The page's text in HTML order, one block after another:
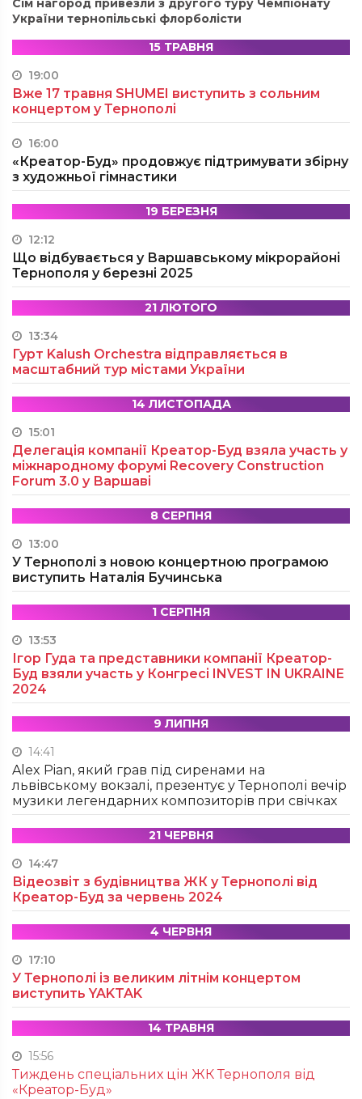
Сім нагород привезли з другого туру Чемпіонату
України тернопільські флорболісти
15 ТРАВНЯ
19:00
Вже 17 травня SHUMEI виступить з сольним
концертом у Тернополі
16:00
«Креатор-Буд» продовжує підтримувати збірну
з художньої гімнастики
19 БЕРЕЗНЯ
12:12
Що відбувається у Варшавському мікрорайоні
Тернополя у березні 2025
21 ЛЮТОГО
13:34
Гурт Kalush Orchestra відправляється в
масштабний тур містами України
14 ЛИСТОПАДА
15:01
Делегація компанії Креатор-Буд взяла участь у
міжнародному форумі Recovery Construction
Forum 3.0 у Варшаві
8 СЕРПНЯ
13:00
У Тернополі з новою концертною програмою
виступить Наталія Бучинська
1 СЕРПНЯ
13:53
Ігор Гуда та представники компанії Креатор-
Буд взяли участь у Конгресі INVEST IN UKRAINE
2024
9 ЛИПНЯ
14:41
Alex Pian, який грав під сиренами на
львівському вокзалі, презентує у Тернополі вечір
музики легендарних композиторів при свічках
21 ЧЕРВНЯ
14:47
Відеозвіт з будівництва ЖК у Тернополі від
Креатор-Буд за червень 2024
4 ЧЕРВНЯ
17:10
У Тернополі із великим літнім концертом
виступить YAKTAK
14 ТРАВНЯ
15:56
Тиждень спеціальних цін ЖК Тернополя від
«Креатор-Буд»